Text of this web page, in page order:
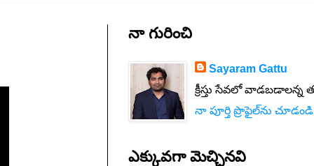
నా గురించి
Sayaram Gattu
క్రీస్తు సేవలో వాడబడాలన్న
నా పూర్తి ప్రొఫైల్‌ను చూడండి
ఎక్కువగా మెచ్చినవి